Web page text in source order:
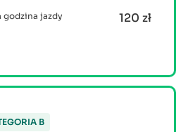
godzina jazdy 120 zł
B